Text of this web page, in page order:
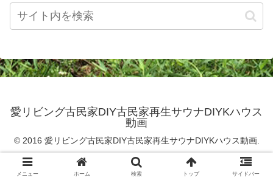
愛リビング古民家DIY古民家再生サウナDIYKハウス
動画
© 2016 愛リビング古民家DIY古民家再生サウナDIYKハウス動画.
メニュー ホーム 検索 トップ サイドバー